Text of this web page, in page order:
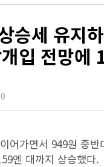
승세 유지
입 전망에
어가면서 949원 중
엔 대까지 상승했다.